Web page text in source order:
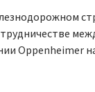
Oppenheimer